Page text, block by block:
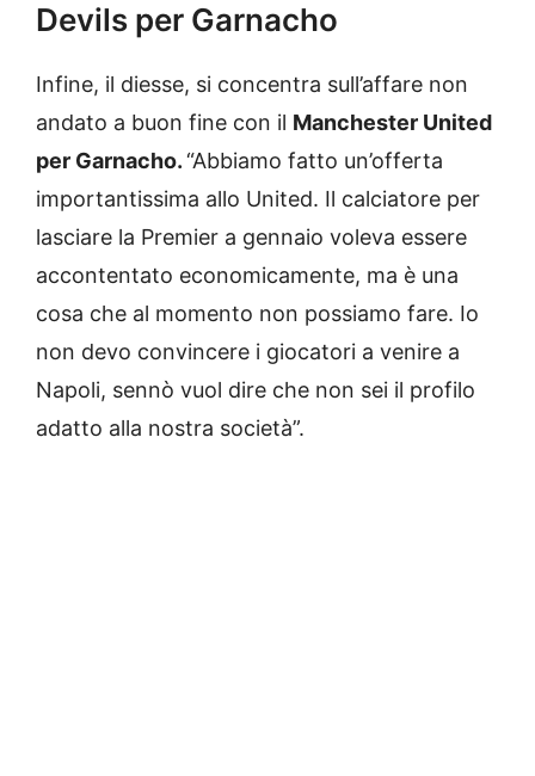
Devils per Garnacho
Infine, il diesse, si concentra sull’affare non
andato a buon fine con il Manchester United
per Garnacho.“Abbiamo fatto un’offerta
importantissima allo United. Il calciatore per
lasciare la Premier a gennaio voleva essere
accontentato economicamente, ma è una
cosa che al momento non possiamo fare. Io
non devo convincere i giocatori a venire a
Napoli, sennò vuol dire che non sei il profilo
adatto alla nostra società”.